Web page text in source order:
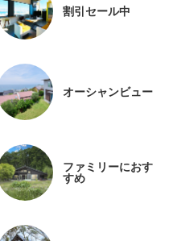
割引セール中
オーシャンビュー
ファミリーにおす
すめ